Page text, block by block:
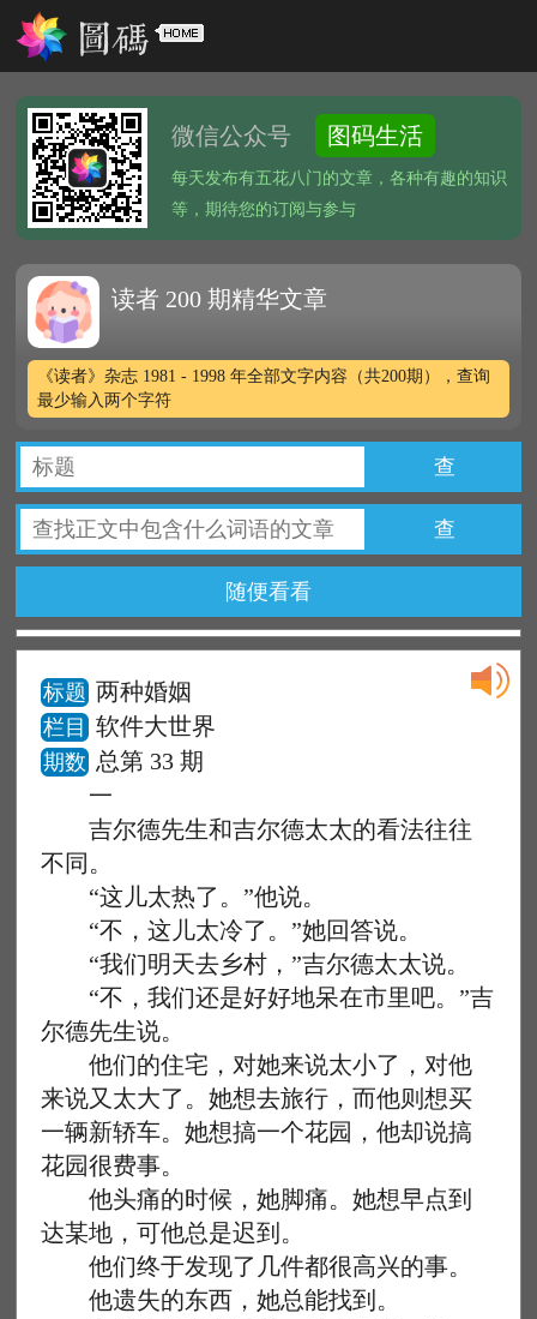
微信公众号 图码生活
每天发布有五花八门的文章，各种有趣的知识
等，期待您的订阅与参与
读者 200 期精华文章
《读者》杂志 1981 - 1998 年全部文字内容（共200期），查询
最少输入两个字符
查
查
随便看看
标题 两种婚姻
栏目 软件大世界
期数 总第 33 期
一
吉尔德先生和吉尔德太太的看法往往
不同。
“这儿太热了。”他说。
“不，这儿太冷了。”她回答说。
“我们明天去乡村，”吉尔德太太说。
“不，我们还是好好地呆在市里吧。”吉
尔德先生说。
他们的住宅，对她来说太小了，对他
来说又太大了。她想去旅行，而他则想买
一辆新轿车。她想搞一个花园，他却说搞
花园很费事。
他头痛的时候，她脚痛。她想早点到
达某地，可他总是迟到。
他们终于发现了几件都很高兴的事。
他遗失的东西，她总能找到。